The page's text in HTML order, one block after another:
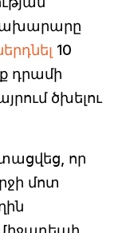
10
դրամի
ծխելու
որ
մոտ